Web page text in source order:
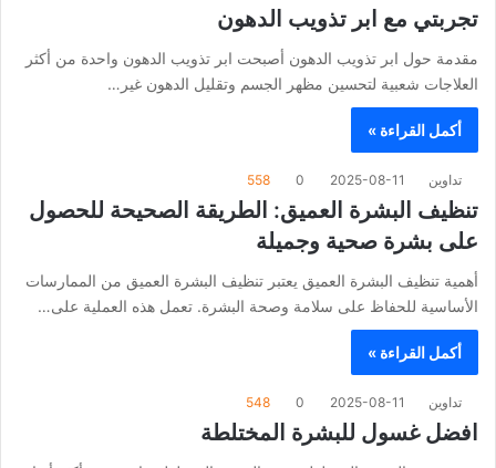
تجربتي مع ابر تذويب الدهون
مقدمة حول ابر تذويب الدهون أصبحت ابر تذويب الدهون واحدة من أكثر
العلاجات شعبية لتحسين مظهر الجسم وتقليل الدهون غير…
أكمل القراءة »
تداوين 2025-08-11
0
558
تنظيف البشرة العميق: الطريقة الصحيحة للحصول
على بشرة صحية وجميلة
أهمية تنظيف البشرة العميق يعتبر تنظيف البشرة العميق من الممارسات
الأساسية للحفاظ على سلامة وصحة البشرة. تعمل هذه العملية على…
أكمل القراءة »
تداوين 2025-08-11
0
548
افضل غسول للبشرة المختلطة